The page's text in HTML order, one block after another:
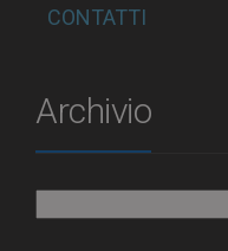
CONTATTI
Archivio